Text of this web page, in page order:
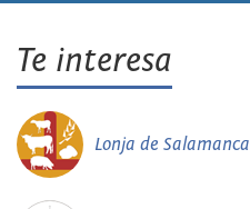
Te interesa
Lonja de Salamanca